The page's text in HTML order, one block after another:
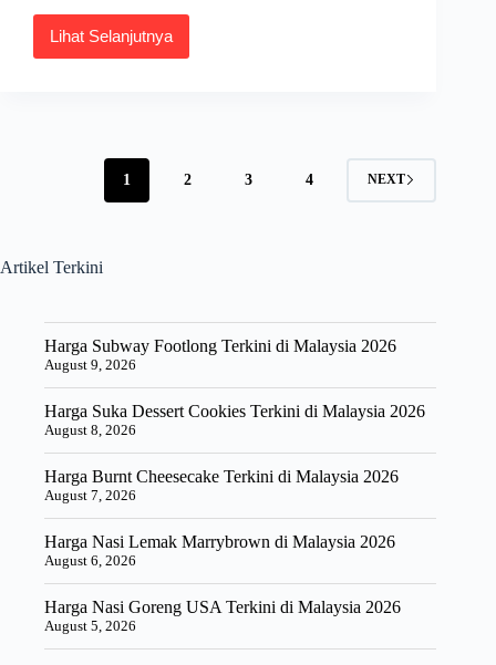
Lihat Selanjutnya
Harga
Ikan
Siap
Siang
1 2 3 4 NEXT
Artikel Terkini
Harga Subway Footlong Terkini di Malaysia 2026
August 9, 2026
Harga Suka Dessert Cookies Terkini di Malaysia 2026
August 8, 2026
Harga Burnt Cheesecake Terkini di Malaysia 2026
August 7, 2026
Harga Nasi Lemak Marrybrown di Malaysia 2026
August 6, 2026
Harga Nasi Goreng USA Terkini di Malaysia 2026
August 5, 2026